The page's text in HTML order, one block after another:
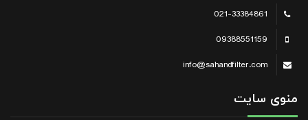
021-33384861
09388551159
info@sahandfilter.com
منوی سایت